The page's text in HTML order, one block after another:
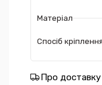
Матеріал
Спосіб
Про доставку